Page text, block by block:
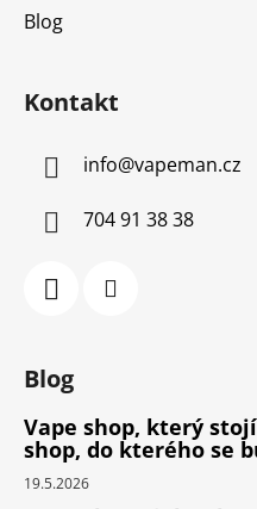
Blog
Kontakt
info@vapeman.cz
704 91 38 38
Blog
Vape shop, který
shop, do kterého se
19.5.2026